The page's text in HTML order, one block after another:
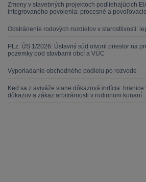
Zmeny v stavebných projektoch podliehajúcich
integrovaného povolenia: procesné a
Odstránenie rodových rozdielov v starostlivosti:
PLz. ÚS 1/2026: Ústavný súd otvoril priestor na
pozemky pod stavbami obcí a VÚC
Vyporiadanie obchodného podielu po rozvode
Keď sa z aviváže stane dôkazová indícia:
dôkazov a zákaz arbitrárnosti v rodinnom konaní